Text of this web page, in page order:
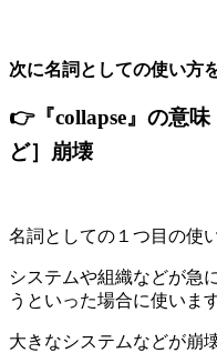
次に名詞としての使い方
👉『collapse』の意
ど］崩壊
名詞としての１つ目の使
システムや組織などが急
うといった場合に使います
大きなシステムなどが崩